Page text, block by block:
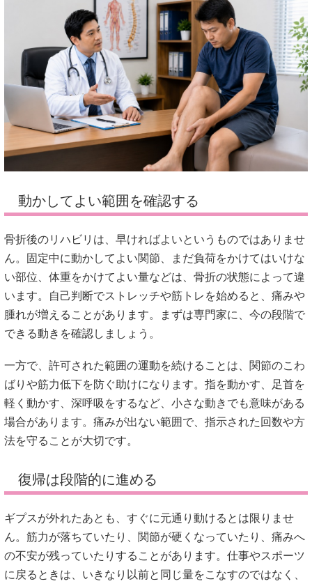
動かしてよい範囲を確認する
骨折後のリハビリは、早ければよいというものではありませ
ん。固定中に動かしてよい関節、まだ負荷をかけてはいけな
い部位、体重をかけてよい量などは、骨折の状態によって違
います。自己判断でストレッチや筋トレを始めると、痛みや
腫れが増えることがあります。まずは専門家に、今の段階で
できる動きを確認しましょう。
一方で、許可された範囲の運動を続けることは、関節のこわ
ばりや筋力低下を防ぐ助けになります。指を動かす、足首を
軽く動かす、深呼吸をするなど、小さな動きでも意味がある
場合があります。痛みが出ない範囲で、指示された回数や方
法を守ることが大切です。
復帰は段階的に進める
ギプスが外れたあとも、すぐに元通り動けるとは限りませ
ん。筋力が落ちていたり、関節が硬くなっていたり、痛みへ
の不安が残っていたりすることがあります。仕事やスポーツ
に戻るときは、いきなり以前と同じ量をこなすのではなく、